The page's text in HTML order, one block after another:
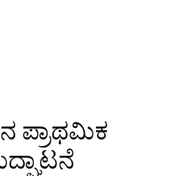
ಪ್ರಾಥಮಿಕ